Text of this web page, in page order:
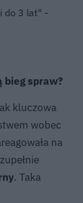
do 3 lat" -
bieg spraw?
kluczowa
wobec
na
. Taka